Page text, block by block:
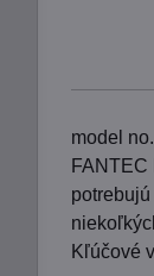
model
Kľúčové